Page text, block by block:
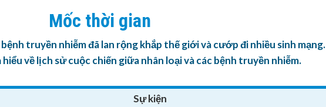
Mốc thời gian
truyền nhiễm đã lan rộng khắp thế giới và cướp đi nhiều sinh mạng.
về lịch sử cuộc chiến giữa nhân loại và các bệnh truyền nhiễm.
Sự kiện